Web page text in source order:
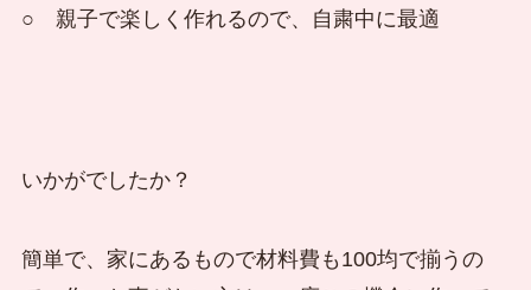
○ 親子で楽しく作れるので、自粛中に最適
いかがでしたか？
簡単で、家にあるもので材料費も100均で揃うの